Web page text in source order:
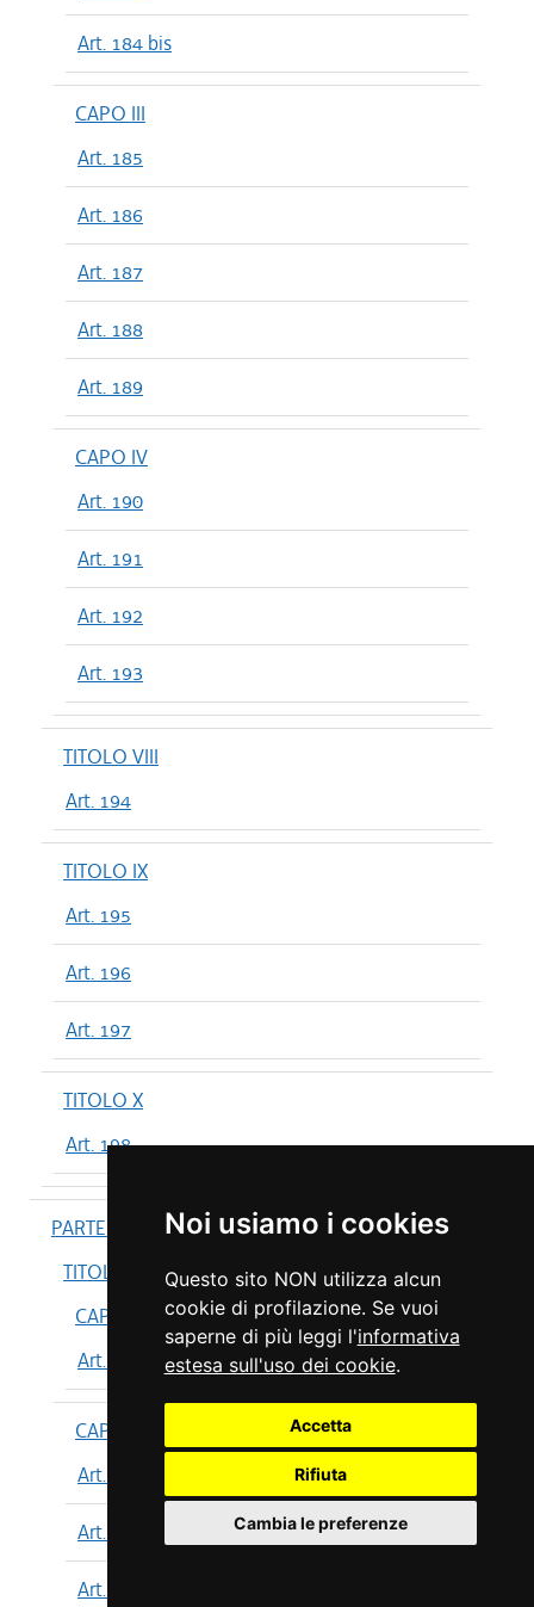
Noi usiamo i cookies
Questo sito NON utilizza alcun
cookie di profilazione. Se vuoi
saperne di più leggi l'informativa
estesa sull'uso dei cookie.
Accetta
Rifiuta
Cambia le preferenze
Art. 184 bis
CAPO III
Art. 185
Art. 186
Art. 187
Art. 188
Art. 189
CAPO IV
Art. 190
Art. 191
Art. 192
Art. 193
TITOLO VIII
Art. 194
TITOLO IX
Art. 195
Art. 196
Art. 197
TITOLO X
Art. 198
PARTE IV
TITOLO I
CAPO I
Art. 199
CAPO II
Art. 200
Art. 201
Art. 202